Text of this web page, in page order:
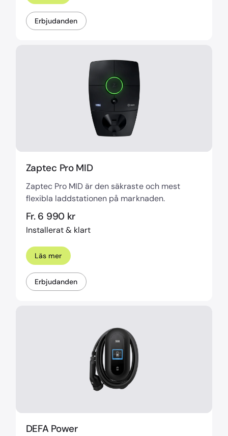
Erbjudanden
Zaptec Pro MID
Zaptec Pro MID är den säkraste och mest
flexibla laddstationen på marknaden.
Fr. 6 990 kr
Installerat & klart
Läs mer
Erbjudanden
DEFA Power